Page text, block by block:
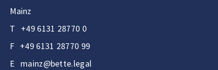
Mainz
T +49 6131 28770 0
F +49 6131 28770 99
E mainz@bette.legal